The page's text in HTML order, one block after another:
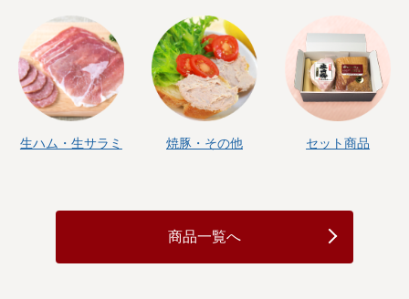
生ハム・生サラミ 焼豚・その他 セット商品
商品一覧へ